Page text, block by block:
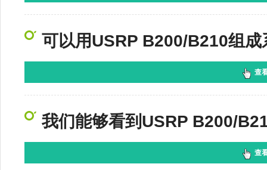
可以用USRP B200/B210组成
查
我们能够看到USRP B200/
查